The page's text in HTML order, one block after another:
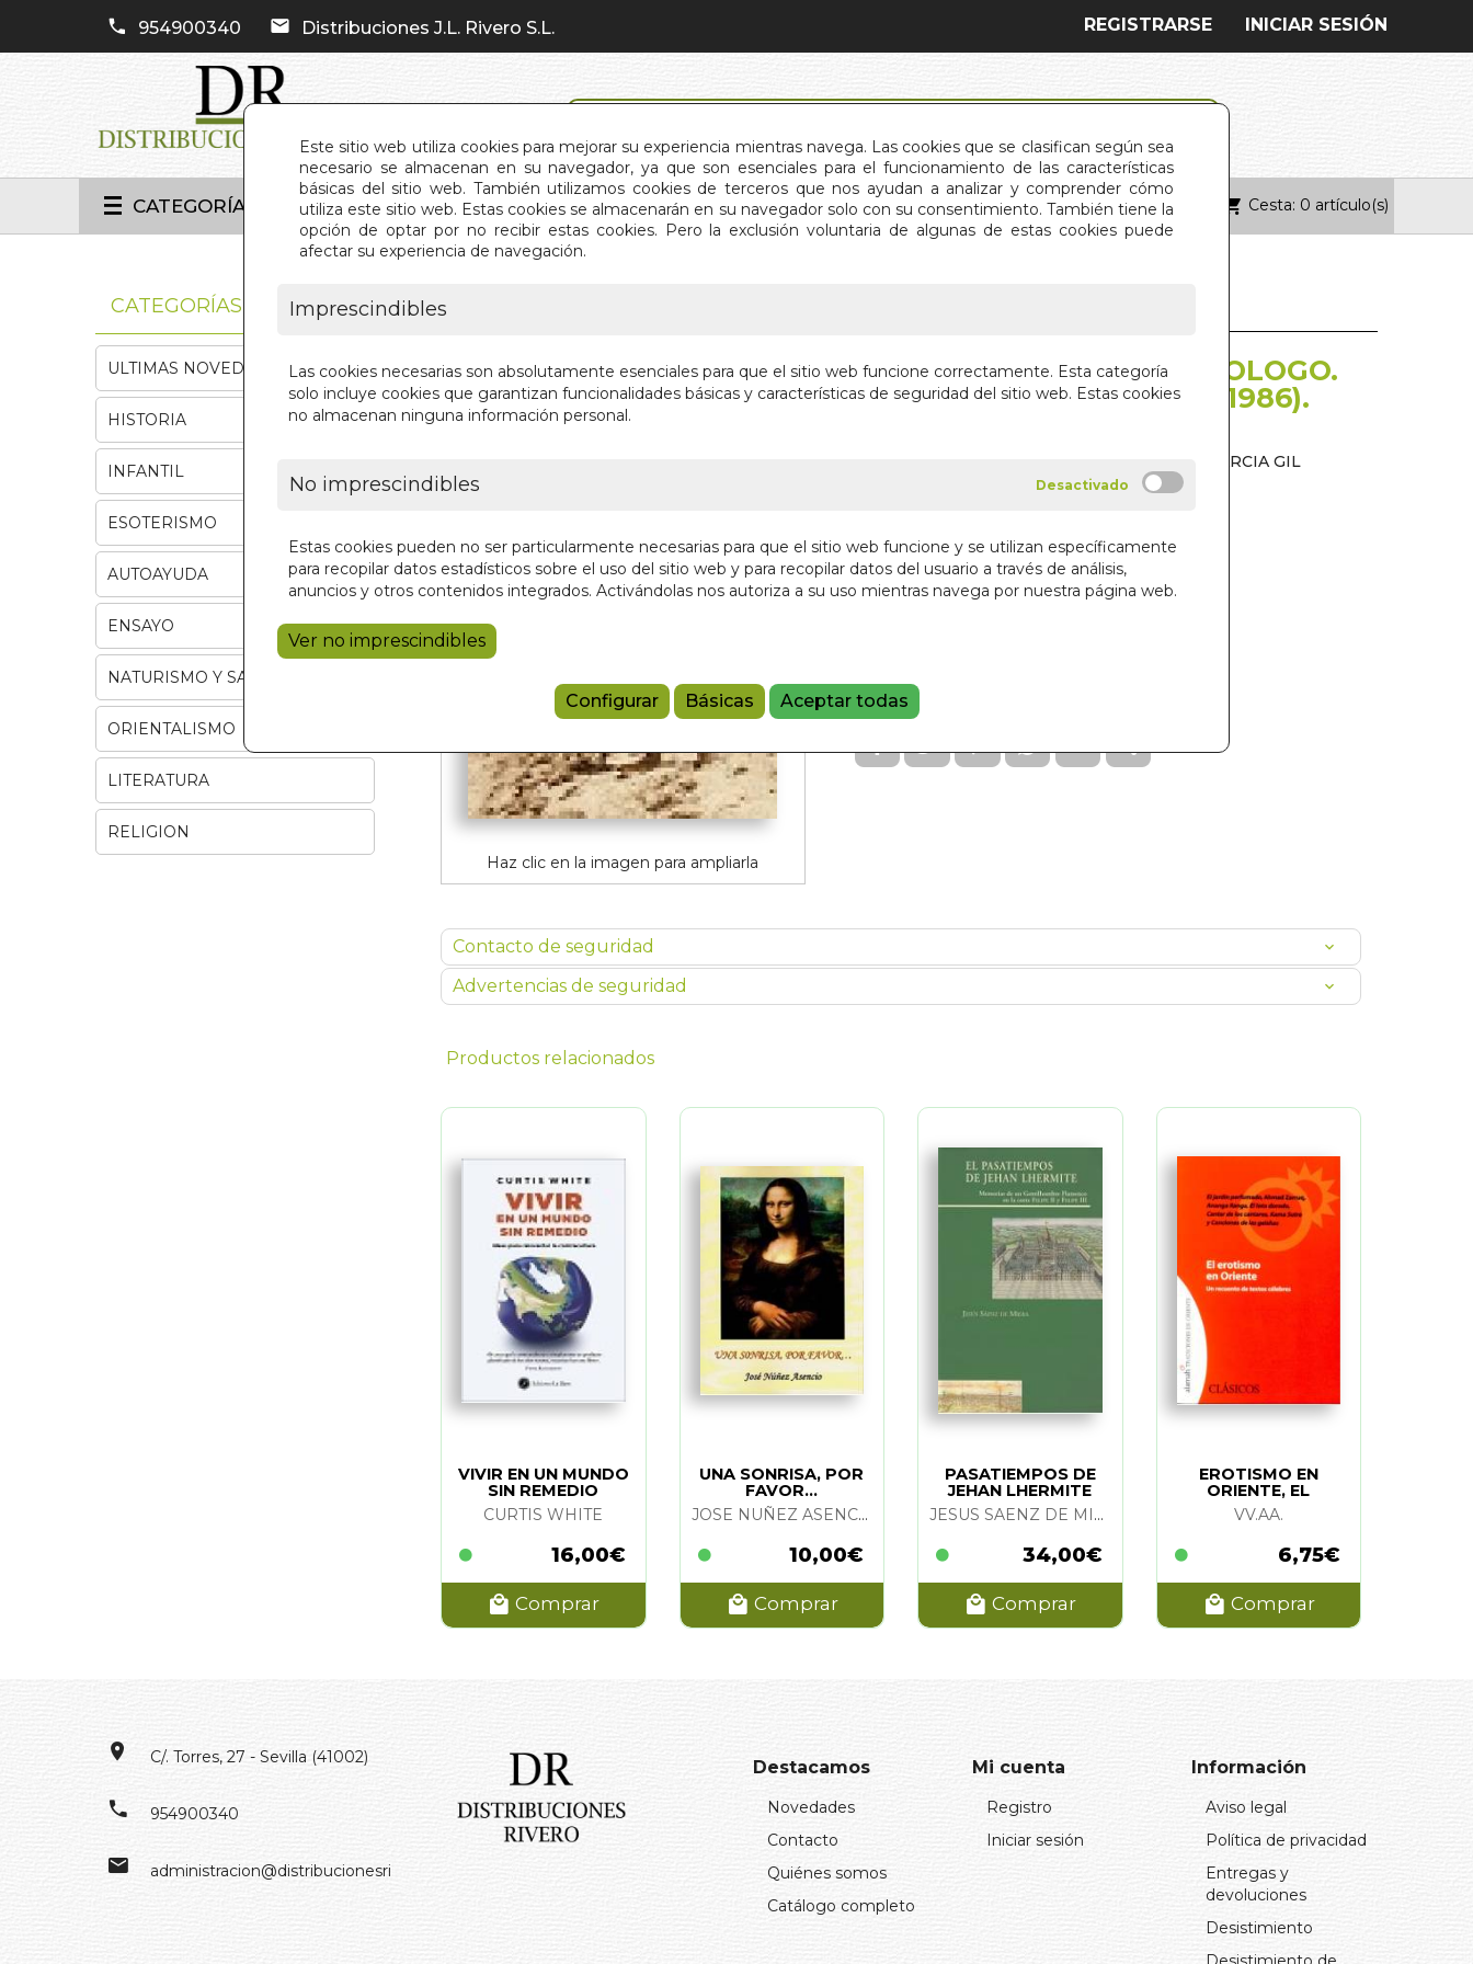
Este sitio web utiliza cookies para mejorar su experiencia mientras navega. Las cookies que se clasifican según sea
necesario se almacenan en su navegador, ya que son esenciales para el funcionamiento de las características
básicas del sitio web. También utilizamos cookies de terceros que nos ayudan a analizar y comprender cómo
utiliza este sitio web. Estas cookies se almacenarán en su navegador solo con su consentimiento. También tiene la
opción de optar por no recibir estas cookies. Pero la exclusión voluntaria de algunas de estas cookies puede
afectar su experiencia de navegación.
Imprescindibles
Las cookies necesarias son absolutamente esenciales para que el sitio web funcione correctamente. Esta categoría
solo incluye cookies que garantizan funcionalidades básicas y características de seguridad del sitio web. Estas cookies
no almacenan ninguna información personal.
No imprescindibles
Estas cookies pueden no ser particularmente necesarias para que el sitio web funcione y se utilizan específicamente
para recopilar datos estadísticos sobre el uso del sitio web y para recopilar datos del usuario a través de análisis,
anuncios y otros contenidos integrados. Activándolas nos autoriza a su uso mientras navega por nuestra página web.
Ver no imprescindibles
Configurar Básicas Aceptar todas
954900340 Distribuciones J.L. Rivero S.L. INICIAR SESIÓN
REGISTRARSE
CATEGORÍAS INICIO QUIÉNES SOMOS CONTACTO Cesta: 0 artículo(s)
Haz clic en la imagen para ampliarla
DIGNIDAD DE UN ENTOMOLOGO.
JUAN GIL COLLADO (1901-1986).
ALBERTO GOMIS BLANCO Y VICTOR GARCIA GIL
DOCE CALLES
30,00 €
9788497442299
Contacto de seguridad
Advertencias de seguridad
Productos relacionados
VIVIR EN UN MUNDO
SIN REMEDIO
CURTIS WHITE
16,00€
Comprar
UNA SONRISA, POR
FAVOR...
JOSE NUÑEZ ASENCIO
10,00€
Comprar
PASATIEMPOS DE
JEHAN LHERMITE
JESUS SAENZ DE MIERA
34,00€
Comprar
EROTISMO EN
ORIENTE, EL
VV.AA.
6,75€
Comprar
CATEGORÍAS
ULTIMAS NOVEDADES
HISTORIA
INFANTIL
ESOTERISMO
AUTOAYUDA
ENSAYO
NATURISMO Y SALUD
ORIENTALISMO
LITERATURA
RELIGION
C/. Torres, 27 - Sevilla (41002)
954900340
administracion@distribucionesrivero.es
Destacamos
Novedades
Contacto
Quiénes somos
Catálogo completo
Mi cuenta
Registro
Iniciar sesión
Información
Aviso legal
Política de privacidad
Entregas y
devoluciones
Desistimiento